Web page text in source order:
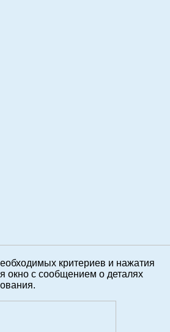
критериев и нажатия
окно c сообщением о деталях